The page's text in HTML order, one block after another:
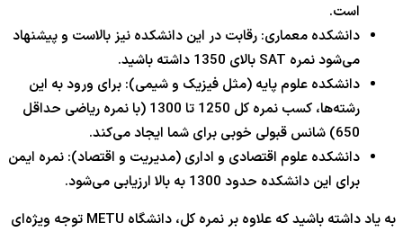
است.
دانشکده معماری: رقابت در این دانشکده نیز بالاست و پیشنهاد
می‌شود نمره SAT بالای 1350 داشته باشید.
دانشکده علوم پایه (مثل فیزیک و شیمی): برای ورود به این
رشته‌ها، کسب نمره کل 1250 تا 1300 (با نمره ریاضی حداقل
650) شانس قبولی خوبی برای شما ایجاد می‌کند.
دانشکده علوم اقتصادی و اداری (مدیریت و اقتصاد): نمره ایمن
برای این دانشکده حدود 1300 به بالا ارزیابی می‌شود.
به یاد داشته باشید که علاوه بر نمره کل، دانشگاه METU توجه ویژه‌ای